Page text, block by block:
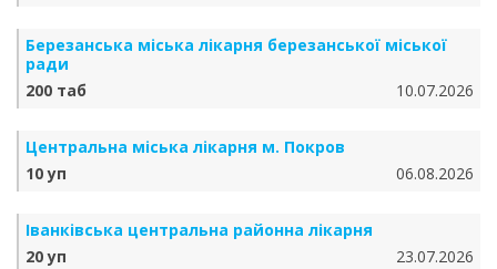
Березанська міська лікарня березанської міської
ради
200 таб
10.07.2026
Центральна міська лікарня м. Покров
10 уп
06.08.2026
Іванківська центральна районна лікарня
20 уп
23.07.2026